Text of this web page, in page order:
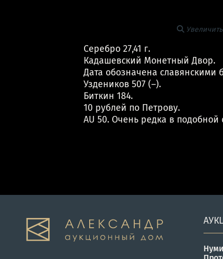
Увеличить
Серебро 27,41 г.
Кадашевский Монетный Двор.
Дата обозначена славянскими
Уздеников 507 (–).
Биткин 184.
10 рублей по Петрову.
AU 50. Очень редка в подобной